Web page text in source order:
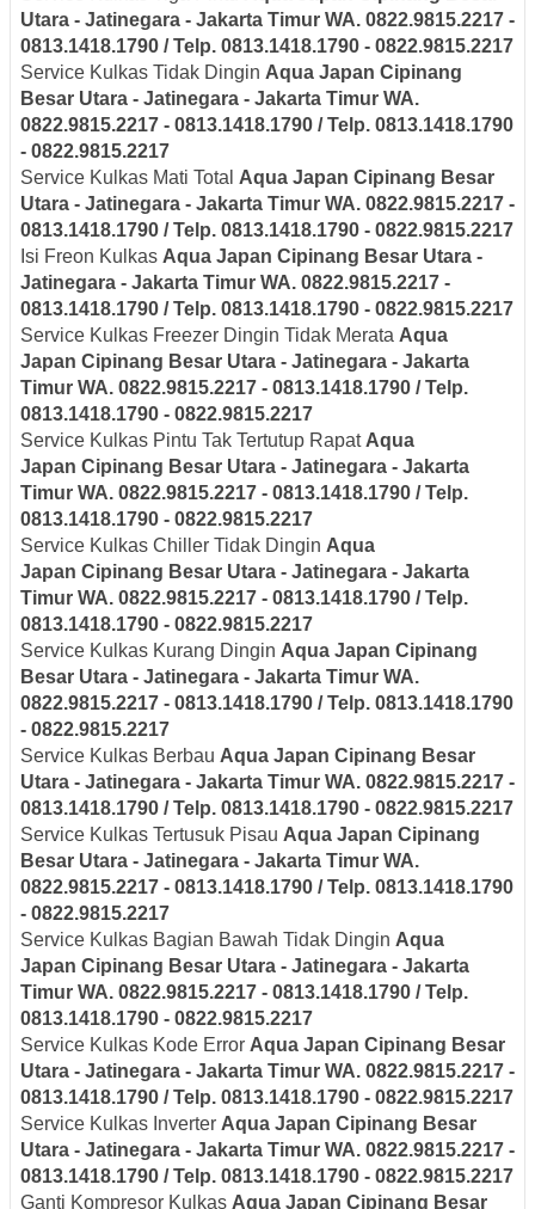
Utara - Jatinegara - Jakarta Timur WA. 0822.9815.2217 -
0813.1418.1790 / Telp. 0813.1418.1790 - 0822.9815.2217
Service Kulkas Tidak Dingin Aqua Japan Cipinang
Besar Utara - Jatinegara - Jakarta Timur WA.
0822.9815.2217 - 0813.1418.1790 / Telp. 0813.1418.1790
- 0822.9815.2217
Service Kulkas Mati Total Aqua Japan Cipinang Besar
Utara - Jatinegara - Jakarta Timur WA. 0822.9815.2217 -
0813.1418.1790 / Telp. 0813.1418.1790 - 0822.9815.2217
Isi Freon Kulkas Aqua Japan Cipinang Besar Utara -
Jatinegara - Jakarta Timur WA. 0822.9815.2217 -
0813.1418.1790 / Telp. 0813.1418.1790 - 0822.9815.2217
Service Kulkas Freezer Dingin Tidak Merata Aqua
Japan Cipinang Besar Utara - Jatinegara - Jakarta
Timur WA. 0822.9815.2217 - 0813.1418.1790 / Telp.
0813.1418.1790 - 0822.9815.2217
Service Kulkas Pintu Tak Tertutup Rapat Aqua
Japan Cipinang Besar Utara - Jatinegara - Jakarta
Timur WA. 0822.9815.2217 - 0813.1418.1790 / Telp.
0813.1418.1790 - 0822.9815.2217
Service Kulkas Chiller Tidak Dingin Aqua
Japan Cipinang Besar Utara - Jatinegara - Jakarta
Timur WA. 0822.9815.2217 - 0813.1418.1790 / Telp.
0813.1418.1790 - 0822.9815.2217
Service Kulkas Kurang Dingin Aqua Japan Cipinang
Besar Utara - Jatinegara - Jakarta Timur WA.
0822.9815.2217 - 0813.1418.1790 / Telp. 0813.1418.1790
- 0822.9815.2217
Service Kulkas Berbau Aqua Japan Cipinang Besar
Utara - Jatinegara - Jakarta Timur WA. 0822.9815.2217 -
0813.1418.1790 / Telp. 0813.1418.1790 - 0822.9815.2217
Service Kulkas Tertusuk Pisau Aqua Japan Cipinang
Besar Utara - Jatinegara - Jakarta Timur WA.
0822.9815.2217 - 0813.1418.1790 / Telp. 0813.1418.1790
- 0822.9815.2217
Service Kulkas Bagian Bawah Tidak Dingin Aqua
Japan Cipinang Besar Utara - Jatinegara - Jakarta
Timur WA. 0822.9815.2217 - 0813.1418.1790 / Telp.
0813.1418.1790 - 0822.9815.2217
Service Kulkas Kode Error Aqua Japan Cipinang Besar
Utara - Jatinegara - Jakarta Timur WA. 0822.9815.2217 -
0813.1418.1790 / Telp. 0813.1418.1790 - 0822.9815.2217
Service Kulkas Inverter Aqua Japan Cipinang Besar
Utara - Jatinegara - Jakarta Timur WA. 0822.9815.2217 -
0813.1418.1790 / Telp. 0813.1418.1790 - 0822.9815.2217
Ganti Kompresor Kulkas Aqua Japan Cipinang Besar